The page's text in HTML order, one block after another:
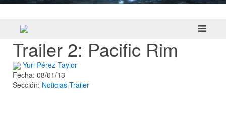
Trailer 2: Pacific Rim
Yuri Pérez Taylor
Fecha: 08/01/13
Sección: Noticias Trailer